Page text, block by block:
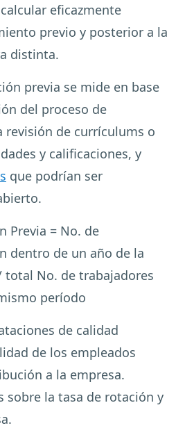
eficazmente
previo y posterior a la
distinta.
previa se mide en base
del proceso de
de currículums o
y calificaciones, y
que podrían ser
Previa = No. de
dentro de un año de la
No. de trabajadores
período
de calidad
de los empleados
a la empresa.
sobre la tasa de rotación y